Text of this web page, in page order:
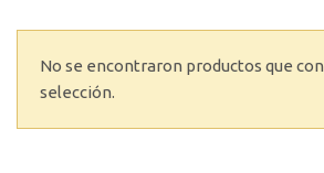
No se encontraron productos que
selección.